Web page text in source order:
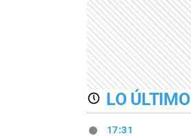
LO ÚLTIMO
17:31